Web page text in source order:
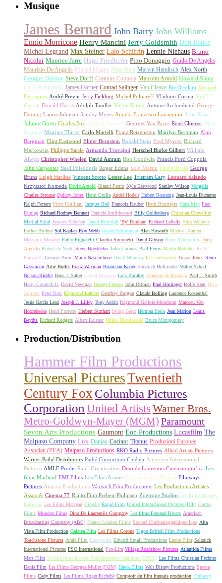
Musique
James Bernard John Barry John Williams
Ennio Morricone Henry Mancini Jerry Goldsmith Don Banks
Michel Legrand Max Steiner Lalo Schifrin Lennie Niehaus Bruno
Nicolai Maurice Jarre Hugo Friedhofer Pino Donaggio Guido De Angelis
Maurizio De Angelis Michel Magne Nino Rota Marvin Hamlisch Alex North
Georges Delerue Steve Dorff Carmine Coppola Malcolm Arnold Howard Shore
Carlo Rustichelli James Horner Conrad Salinger Van Cleave Riz Ortolani Bernard
Herrmann André Previn Jerry Fielding Michel Polnareff Vladimir Cosma Snuff
Garrett Donald Harris Adolph Tandler Victor Young Antoine Archimbaud George
Duning Laurie Johnson Stanley Myers Angelo Francesco Lavagnino Artie Kane
Johnny Green Charles Fox Adolph Deutsch Georges Van Parys René Cloërec Alain
Romans Maurice Thiriet Carlo Martelli Franz Reizenstein Marilyn Bergman Alan
Bergman Clint Eastwood Elmer Bernstein Ronald Stein Fred Myrow Richard
Markowitz Philippe Sarde Armando Trovajoli Herschel Burke Gilbert William
Alwyn Christopher Whelen David Amram Ron Goodwin Francis Ford Coppola
John Carpenter Basil Poledouris Roger Edens Skip Martin Paul Misraki George
Bruns Leigh Harline Vincent Scotto Lester Lee Tristram Cary Leonard Salzedo
Krzysztof Komeda David Arnold Gianni Ferrio Kyle Eastwood Stanley Wilson Vangelis
Charles Strouse Quincy Jones Henri Crolla André Hodeir Hubert Rostaing Jean-Louis Ducarme
Ralph Ferraro Piero Umiliani Jacques Brel François Rauber Henri Bourtayre Hans May Paul
Dunlap Richard Rodney Bennett Daniele Amfitheatrof Billy Goldenberg Christian Chevallier
Martial Solal Jacques Métehen David Buttolph 'By' Dunham Richard LaSalle Fritz Wenneis
Lothar Brühne Sol Kaplan Roy Webb Gerard Schurmann Alan Howarth Michael Kamen f
Massimo Morante Fabio Pignatelli Claudio Simonetti David Gibson Harry Manfredini Dario
Argento Robert de Nesle Steve Boeddeker John Cacavas Paul Ferris Martin Böttcher Keith
Papworth Georges Auric Mario Nascimbene David Munrow Ian Underwood Trevor Jones Remi
Gassmann Artie Butler Franz Waxman Bronislau Kaper Friedrich Hollaender Walter Scharf
Nelson Riddle Hans J. Salter Lionel Newman Luis Bacalov François de Roubaix Paul J. Smith
Harry Connick Jr. David Newman George Fenton John Ottman Paul Haslinger Rolfe Kent Hans
Zimmer Peter Best Raymond Lefevre Geoffrey Burgon Claude Bolling Laurence Rosenthal
Jesús García Leoz Joseph J. Lilley Tony Aubin Raymond Gallois-Montbrun Marceau Van
Hoorebecke Henri Forterre Herbert Stothart Irving Gertz Herman Stein Jean Marion Louis
Beydts Richard Rodgers Albert Raisner Mikis Theodorakis Bruce Montgomery
Production/Distribution
Hammer Film Productions
Universal PicturesTwentieth
Century FoxColumbia Pictures
Corporation United Artists Warner Bros.
Metro-Goldwyn-Mayer (MGM) Paramount
Seven Arts Productions Gaumont Eon Productions Lucasfilm The
Malpaso Company Lux Danjaq Cocinor Titanus Produzioni Europee
Associati (PEA) Malpaso Productions RKO Radio Pictures Allied Artists Pictures
Warner-Pathé Distributors Pathé Consortium Cinéma American International
Pictures AMLF Prodis Rank Organisation Dino de Laurentiis Cinematografica Les
films Marbeuf EMI Films Les Films Ariane La compagnie Mirisch Filmways
Pictures Amicus Productions Warwick Film Productions Les Productions Artistes
Associés Cinema 77 Rialto Film Preben-Philipsen Zoetrope Studios Les Films Jacques
Leitienne Les Films Marceau Cinédis Rapid Film United International Pictures (UIP) Cerito
Films Mondex Films Dino De Laurentiis Company Les films Fernand Rivers American
Broadcasting Company (ABC) Franco London Films Societé Cinématographique Lyre Alta
Vista Film Production Galatea Film Les Films Corona Tigon British Film Productions
Touchstone Pictures Avala Film Europrodis Edward Small Productions Leone Film Selznick
International Pictures PSO International Fox-Lira Village Roadshow Pictures Atlántida Films
Mars Film Société Nouvelle des Établissements Gaumont (SNEG) Les Films Christian Fechner
Dania Film Les Films Georges Muller (FGM) Hawk Films Walt Disney Productions Specta
Films Cady Films Les Films Roger Richebé Comptoir du film français production Embassy